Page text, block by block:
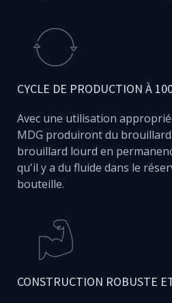
CYCLE DE PRODUCTION À
Avec une utilisation
MDG produiront du
brouillard lourd en
qu'il y a du fluide dans le
bouteille.
CONSTRUCTION ROBUSTE